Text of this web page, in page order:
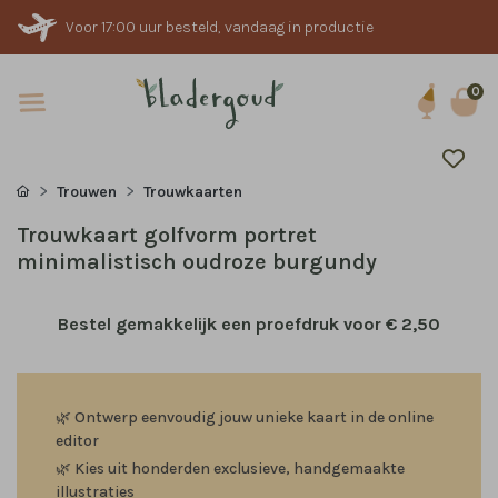
Voor 17:00 uur besteld, vandaag in productie
0
Trouwen Trouwkaarten
Trouwkaart golfvorm portret
minimalistisch oudroze burgundy
Bestel gemakkelijk een proefdruk voor € 2,50
🌿 Ontwerp eenvoudig jouw unieke kaart in de online
editor
🌿 Kies uit honderden exclusieve, handgemaakte
illustraties